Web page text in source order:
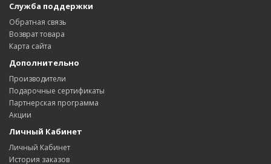
Служба поддержки
Обратная связь
Возврат товара
Карта сайта
Дополнительно
Производители
Подарочные сертификаты
Партнерская программа
Акции
Личный Кабинет
Личный Кабинет
История заказов